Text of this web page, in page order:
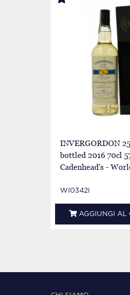
INVERGORDON
bottled 2016 70cl
Cadenhead's -
WI0342I
AGGIUNGI AL